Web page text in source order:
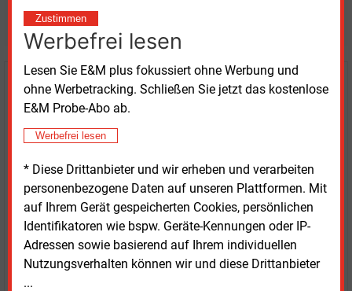
Zustimmen
Werbefrei lesen
Lesen Sie E&M plus fokussiert ohne Werbung und
ohne Werbetracking. Schließen Sie jetzt das kostenlose
E&M Probe-Abo ab.
Werbefrei lesen
* Diese Drittanbieter und wir erheben und verarbeiten
personenbezogene Daten auf unseren Plattformen. Mit
auf Ihrem Gerät gespeicherten Cookies, persönlichen
Identifikatoren wie bspw. Geräte-Kennungen oder IP-
Adressen sowie basierend auf Ihrem individuellen
Nutzungsverhalten können wir und diese Drittanbieter
...
weitere Nachrichten lesen?
Kaufen Sie den Artikel
erhalten Sie sofort diesen redaktionellen Beitrag für
nur €8.93
JETZT ARTIKEL KAUFEN